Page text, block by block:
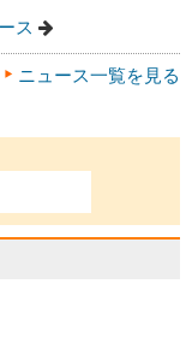
ス
ニュース一覧を見る